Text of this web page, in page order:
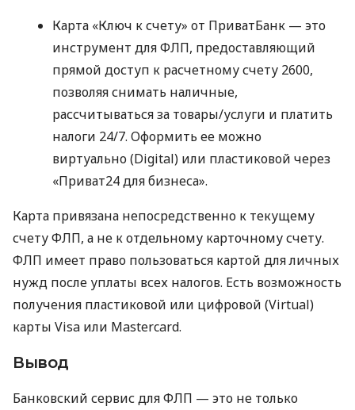
Карта «Ключ к счету» от ПриватБанк — это
инструмент для ФЛП, предоставляющий
прямой доступ к расчетному счету 2600,
позволяя снимать наличные,
рассчитываться за товары/услуги и платить
налоги 24/7. Оформить ее можно
виртуально (Digital) или пластиковой через
«Приват24 для бизнеса».
Карта привязана непосредственно к текущему
счету ФЛП, а не к отдельному карточному счету.
ФЛП имеет право пользоваться картой для личных
нужд после уплаты всех налогов. Есть возможность
получения пластиковой или цифровой (Virtual)
карты Visa или Mastercard.
Вывод
Банковский сервис для ФЛП — это не только